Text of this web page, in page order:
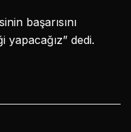
başarısını
yapacağız” dedi.